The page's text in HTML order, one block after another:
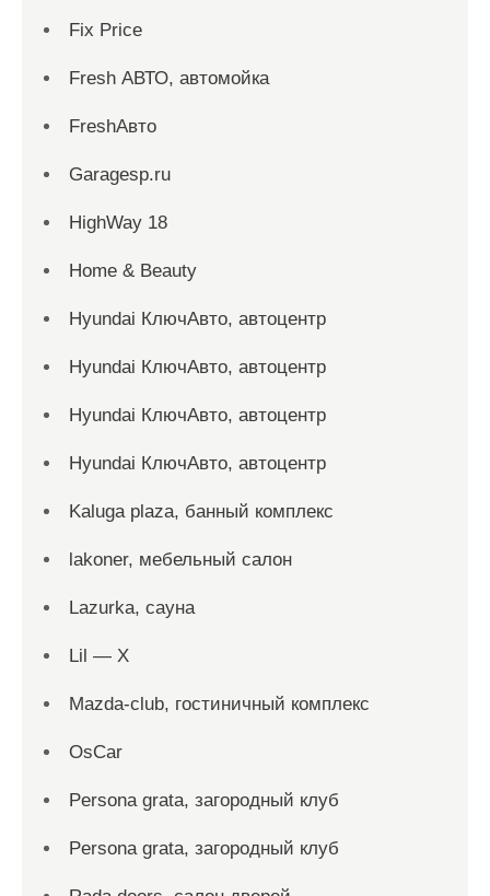
Fix Price
Fresh АВТО, автомойка
FreshАвто
Garagesp.ru
HighWay 18
Home & Beauty
Hyundai КлючАвто, автоцентр
Hyundai КлючАвто, автоцентр
Hyundai КлючАвто, автоцентр
Hyundai КлючАвто, автоцентр
Kaluga plaza, банный комплекс
lakoner, мебельный салон
Lazurka, сауна
Lil — X
Mazda-club, гостиничный комплекс
OsCar
Persona grata, загородный клуб
Persona grata, загородный клуб